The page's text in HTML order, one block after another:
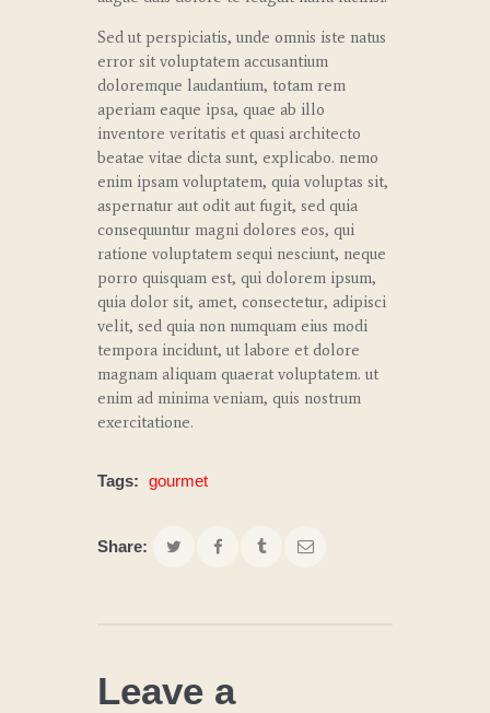
Sed ut perspiciatis, unde omnis iste natus
error sit voluptatem accusantium
doloremque laudantium, totam rem
aperiam eaque ipsa, quae ab illo
inventore veritatis et quasi architecto
beatae vitae dicta sunt, explicabo. nemo
enim ipsam voluptatem, quia voluptas sit,
aspernatur aut odit aut fugit, sed quia
consequuntur magni dolores eos, qui
ratione voluptatem sequi nesciunt, neque
porro quisquam est, qui dolorem ipsum,
quia dolor sit, amet, consectetur, adipisci
velit, sed quia non numquam eius modi
tempora incidunt, ut labore et dolore
magnam aliquam quaerat voluptatem. ut
enim ad minima veniam, quis nostrum
exercitatione.
Tags: gourmet
Share:
Leave a